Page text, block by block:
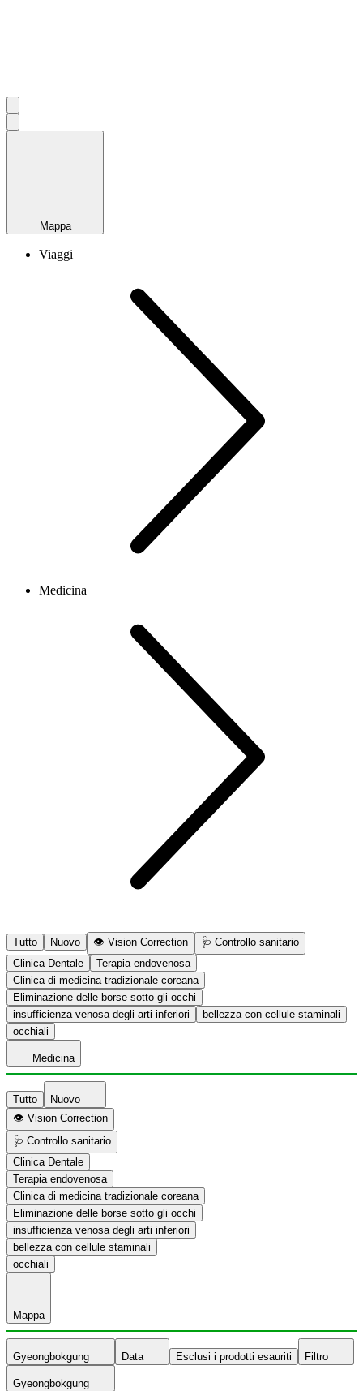
Mappa
Viaggi
Medicina
Tutto Nuovo 👁️ Vision Correction
🩺 Controllo sanitario
Clinica Dentale
Terapia endovenosa
Clinica di medicina tradizionale coreana
Eliminazione delle borse sotto gli occhi
insufficienza venosa degli arti inferiori
bellezza con cellule staminali
occhiali
Medicina
Tutto
Nuovo
👁️ Vision Correction
🩺 Controllo sanitario
Clinica Dentale
Terapia endovenosa
Clinica di medicina tradizionale coreana
Eliminazione delle borse sotto gli occhi
insufficienza venosa degli arti inferiori
bellezza con cellule staminali
occhiali
Mappa
Gyeongbokgung Data Esclusi i prodotti esauriti Filtro
Gyeongbokgung